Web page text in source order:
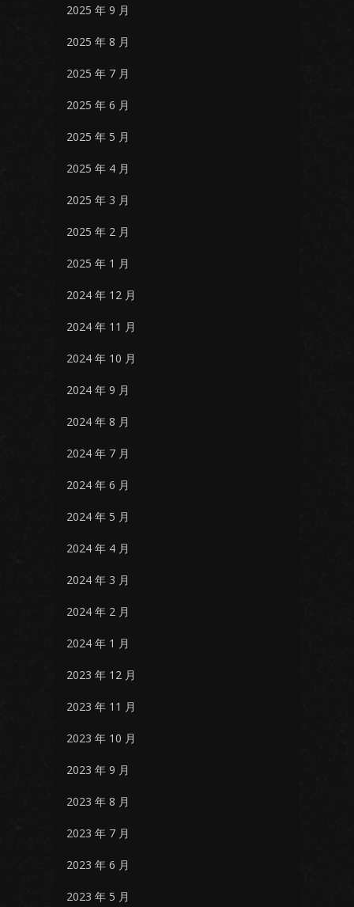
2025 年 9 月
2025 年 8 月
2025 年 7 月
2025 年 6 月
2025 年 5 月
2025 年 4 月
2025 年 3 月
2025 年 2 月
2025 年 1 月
2024 年 12 月
2024 年 11 月
2024 年 10 月
2024 年 9 月
2024 年 8 月
2024 年 7 月
2024 年 6 月
2024 年 5 月
2024 年 4 月
2024 年 3 月
2024 年 2 月
2024 年 1 月
2023 年 12 月
2023 年 11 月
2023 年 10 月
2023 年 9 月
2023 年 8 月
2023 年 7 月
2023 年 6 月
2023 年 5 月